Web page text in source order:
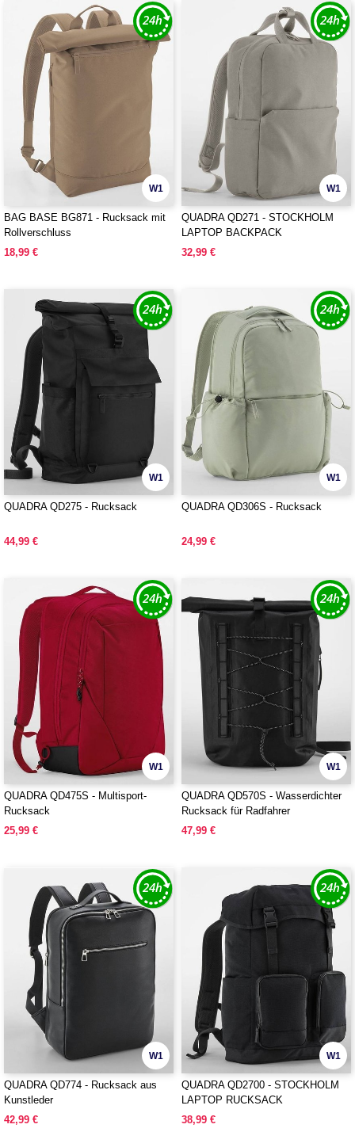
W1
BAG BASE BG871 - Rucksack mit
Rollverschluss
18,99 €
W1
QUADRA QD271 - STOCKHOLM
LAPTOP BACKPACK
32,99 €
W1
QUADRA QD275 - Rucksack
44,99 €
W1
QUADRA QD306S - Rucksack
24,99 €
W1
QUADRA QD475S - Multisport-
Rucksack
25,99 €
W1
QUADRA QD570S - Wasserdichter
Rucksack für Radfahrer
47,99 €
W1
QUADRA QD774 - Rucksack aus
Kunstleder
42,99 €
W1
QUADRA QD2700 - STOCKHOLM
LAPTOP RUCKSACK
38,99 €